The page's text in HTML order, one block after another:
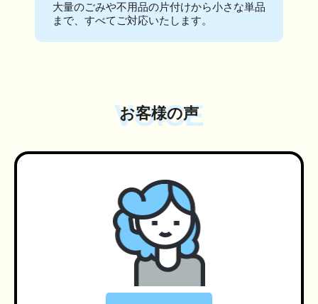
大量のごみや不用品の片付けから小さな単品
まで、すべてご対応いたします。
VOICE
お客様の声